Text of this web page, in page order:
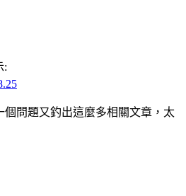
:
個問題又釣出這麼多相關文章，太